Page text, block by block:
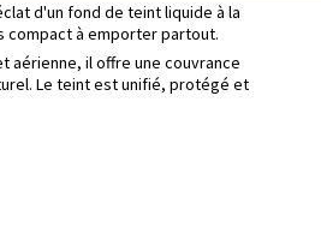
d'un fond de teint liquide à la
à emporter partout.
aérienne, il offre une couvrance
Le teint est unifié, protégé et